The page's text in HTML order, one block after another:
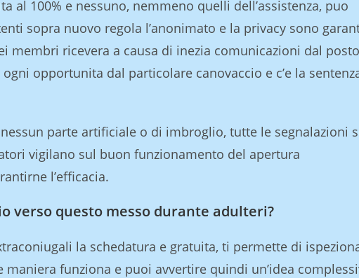
al 100% e nessuno, nemmeno quelli dell’assistenza, puo
sopra nuovo regola l’anonimato e la privacy sono
membri ricevera a causa di inezia comunicazioni dal
opportunita dal particolare canovaccio e c’e la
nessun parte artificiale o di imbroglio, tutte le segnalazioni
vigilano sul buon funzionamento del apertura
l’efficacia.
verso questo messo durante adulteri?
la schedatura e gratuita, ti permette di
funziona e puoi avvertire quindi un’idea